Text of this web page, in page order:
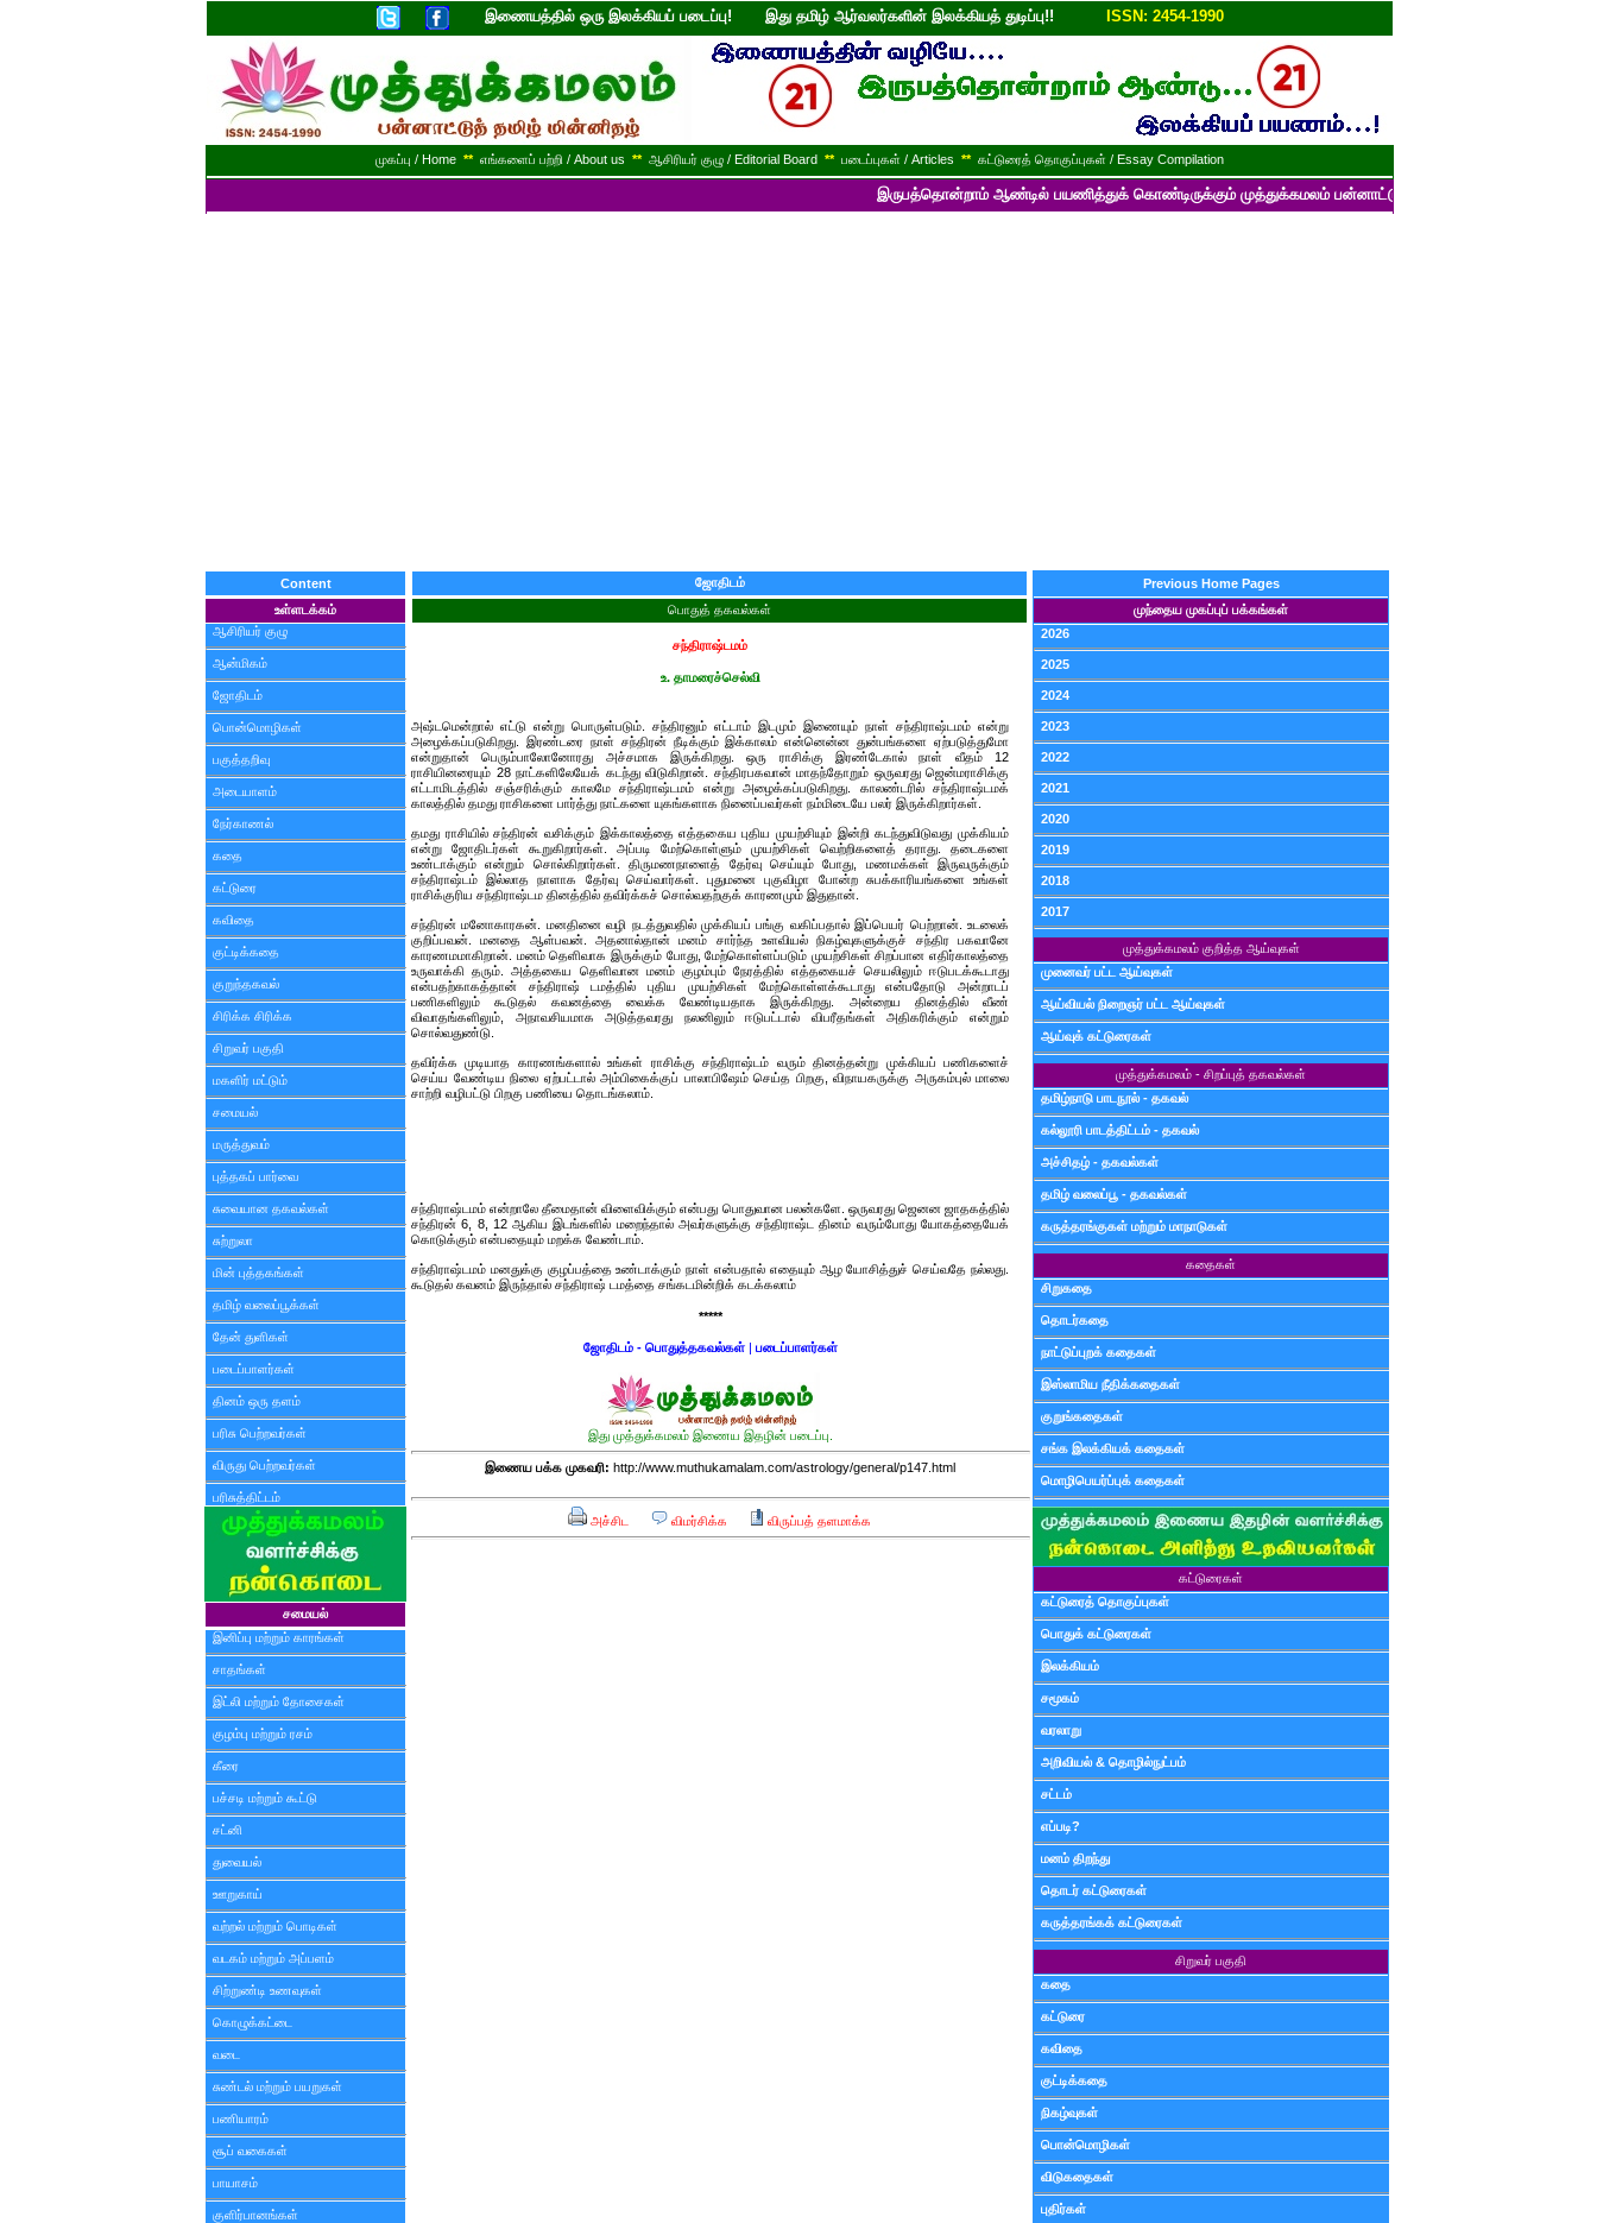
இணையத்தில் ஒரு இலக்கியப் படைப்பு! இது தமிழ் ஆர்வலர்களின் இலக்கியத் துடிப்பு!! ISSN: 2454-1990
முகப்பு / Home ** எங்களைப் பற்றி / About us ** ஆசிரியர் குழு / Editorial Board ** படைப்புகள் / Articles ** கட்டுரைத் தொகுப்புகள் / Essay Compilation
இருபத்தொன்றாம் ஆண்டில் பயணித்துக் கொண்டிருக்கும் முத்துக்கமலம் பன்னாட்டுத் தமிழ் மின்னிதழின் படைப்புகளைப்
Content
உள்ளடக்கம்
ஆசிரியர் குழு
ஆன்மிகம்
ஜோதிடம்
பொன்மொழிகள்
பகுத்தறிவு
அடையாளம்
நேர்காணல்
கதை
கட்டுரை
கவிதை
குட்டிக்கதை
குறுந்தகவல்
சிரிக்க சிரிக்க
சிறுவர் பகுதி
மகளிர் மட்டும்
சமையல்
மருத்துவம்
புத்தகப் பார்வை
சுவையான தகவல்கள்
சுற்றுலா
மின் புத்தகங்கள்
தமிழ் வலைப்பூக்கள்
தேன் துளிகள்
படைப்பாளர்கள்
தினம் ஒரு தளம்
பரிசு பெற்றவர்கள்
விருது பெற்றவர்கள்
பரிசுத்திட்டம்
சமையல்
இனிப்பு மற்றும் காரங்கள்
சாதங்கள்
இட்லி மற்றும் தோசைகள்
குழம்பு மற்றும் ரசம்
கீரை
பச்சடி மற்றும் கூட்டு
சட்னி
துவையல்
ஊறுகாய்
வற்றல் மற்றும் பொடிகள்
வடகம் மற்றும் அப்பளம்
சிற்றுண்டி உணவுகள்
கொழுக்கட்டை
வடை
சுண்டல் மற்றும் பயறுகள்
பணியாரம்
சூப் வகைகள்
பாயாசம்
குளிர்பானங்கள்
ஜோதிடம்
பொதுத் தகவல்கள்
சந்திராஷ்டமம்
உ. தாமரைச்செல்வி
அஷ்டமென்றால் எட்டு என்று பொருள்படும். சந்திரனும் எட்டாம் இடமும் இணையும் நாள் சந்திராஷ்டமம் என்று
அழைக்கப்படுகிறது. இரண்டரை நாள் சந்திரன் நீடிக்கும் இக்காலம் என்னென்ன துன்பங்களை ஏற்படுத்துமோ
என்றுதான் பெரும்பாலோனோரது அச்சமாக இருக்கிறது. ஒரு ராசிக்கு இரண்டேகால் நாள் வீதம் 12
ராசியினரையும் 28 நாட்களிலேயேக் கடந்து விடுகிறான். சந்திரபகவான் மாதந்தோறும் ஒருவரது ஜென்மராசிக்கு
எட்டாமிடத்தில் சஞ்சரிக்கும் காலமே சந்திராஷ்டமம் என்று அழைக்கப்படுகிறது. காலண்டரில் சந்திராஷ்டமக்
காலத்தில் தமது ராசிகளை பார்த்து நாட்களை யுகங்களாக நினைப்பவர்கள் நம்மிடையே பலர் இருக்கிறார்கள்.
தமது ராசியில் சந்திரன் வசிக்கும் இக்காலத்தை எத்தகைய புதிய முயற்சியும் இன்றி கடந்துவிடுவது முக்கியம்
என்று ஜோதிடர்கள் கூறுகிறார்கள். அப்படி மேற்கொள்ளும் முயற்சிகள் வெற்றிகளைத் தராது. தடைகளை
உண்டாக்கும் என்றும் சொல்கிறார்கள். திருமணநாளைத் தேர்வு செய்யும் போது, மணமக்கள் இருவருக்கும்
சந்திராஷ்டம் இல்லாத நாளாக தேர்வு செய்வார்கள். புதுமனை புகுவிழா போன்ற சுபக்காரியங்களை உங்கள்
ராசிக்குரிய சந்திராஷ்டம தினத்தில் தவிர்க்கச் சொல்வதற்குக் காரணமும் இதுதான்.
சந்திரன் மனோகாரகன். மனதினை வழி நடத்துவதில் முக்கியப் பங்கு வகிப்பதால் இப்பெயர் பெற்றான். உடலைக்
குறிப்பவன். மனதை ஆள்பவன். அதனால்தான் மனம் சார்ந்த உளவியல் நிகழ்வுகளுக்குச் சந்திர பகவானே
காரணமமாகிறான். மனம் தெளிவாக இருக்கும் போது, மேற்கொள்ளப்படும் முயற்சிகள் சிறப்பான எதிர்காலத்தை
உருவாக்கி தரும். அத்தகைய தெளிவான மனம் குழம்பும் நேரத்தில் எத்தகையச் செயலிலும் ஈடுபடக்கூடாது
என்பதற்காகத்தான் சந்திராஷ் டமத்தில் புதிய முயற்சிகள் மேற்கொள்ளக்கூடாது என்பதோடு அன்றாடப்
பணிகளிலும் கூடுதல் கவனத்தை வைக்க வேண்டியதாக இருக்கிறது. அன்றைய தினத்தில் வீண்
விவாதங்களிலும், அநாவசியமாக அடுத்தவரது நலனிலும் ஈடுபட்டால் விபரீதங்கள் அதிகரிக்கும் என்றும்
சொல்வதுண்டு.
தவிர்க்க முடியாத காரணங்களால் உங்கள் ராசிக்கு சந்திராஷ்டம் வரும் தினத்தன்று முக்கியப் பணிகளைச்
செய்ய வேண்டிய நிலை ஏற்பட்டால் அம்பிகைக்குப் பாலாபிஷேம் செய்த பிறகு, விநாயகருக்கு அருகம்புல் மாலை
சாற்றி வழிபட்டு பிறகு பணியை தொடங்கலாம்.
சந்திராஷ்டமம் என்றாலே தீமைதான் விளைவிக்கும் என்பது பொதுவான பலன்களே. ஒருவரது ஜெனன ஜாதகத்தில்
சந்திரன் 6, 8, 12 ஆகிய இடங்களில் மறைந்தால் அவர்களுக்கு சந்திராஷ்ட தினம் வரும்போது யோகத்தையேக்
கொடுக்கும் என்பதையும் மறக்க வேண்டாம்.
சந்திராஷ்டமம் மனதுக்கு குழப்பத்தை உண்டாக்கும் நாள் என்பதால் எதையும் ஆழ யோசித்துச் செய்வதே நல்லது.
கூடுதல் கவனம் இருந்தால் சந்திராஷ் டமத்தை சங்கடமின்றிக் கடக்கலாம்
*****
ஜோதிடம் - பொதுத்தகவல்கள்| படைப்பாளர்கள்
இது முத்துக்கமலம் இணைய இதழின் படைப்பு.
இணைய பக்க முகவரி: http://www.muthukamalam.com/astrology/general/p147.html
அச்சிட விமர்சிக்க விருப்பத் தளமாக்க
Previous Home Pages
முந்தைய முகப்புப் பக்கங்கள்
2026
2025
2024
2023
2022
2021
2020
2019
2018
2017
முத்துக்கமலம் குறித்த ஆய்வுகள்
முனைவர் பட்ட ஆய்வுகள்
ஆய்வியல் நிறைஞர் பட்ட ஆய்வுகள்
ஆய்வுக் கட்டுரைகள்
முத்துக்கமலம் - சிறப்புத் தகவல்கள்
தமிழ்நாடு பாடநூல் - தகவல்
கல்லூரி பாடத்திட்டம் - தகவல்
அச்சிதழ் - தகவல்கள்
தமிழ் வலைப்பூ - தகவல்கள்
கருத்தரங்குகள் மற்றும் மாநாடுகள்
கதைகள்
சிறுகதை
தொடர்கதை
நாட்டுப்புறக் கதைகள்
இஸ்லாமிய நீதிக்கதைகள்
குறுங்கதைகள்
சங்க இலக்கியக் கதைகள்
மொழிபெயர்ப்புக் கதைகள்
கட்டுரைகள்
கட்டுரைத் தொகுப்புகள்
பொதுக் கட்டுரைகள்
இலக்கியம்
சமூகம்
வரலாறு
அறிவியல் & தொழில்நுட்பம்
சட்டம்
எப்படி?
மனம் திறந்து
தொடர் கட்டுரைகள்
கருத்தரங்கக் கட்டுரைகள்
சிறுவர் பகுதி
கதை
கட்டுரை
கவிதை
குட்டிக்கதை
நிகழ்வுகள்
பொன்மொழிகள்
விடுகதைகள்
புதிர்கள்